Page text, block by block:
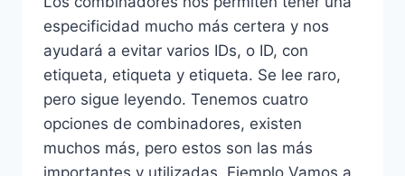
especificidad mucho más certera y nos
ayudará a evitar varios IDs, o ID, con
etiqueta, etiqueta y etiqueta. Se lee raro,
pero sigue leyendo. Tenemos cuatro
opciones de combinadores, existen
muchos más, pero estos son las más
importantes y utilizadas. Ejemplo Vamos a